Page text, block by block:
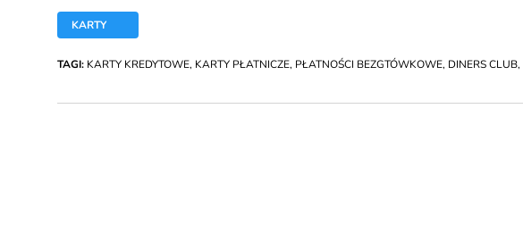
KARTY
TAGI: KARTY KREDYTOWE, KARTY PŁATNICZE, PŁATNOŚCI BEZGTÓWKOWE, DINERS CLUB,